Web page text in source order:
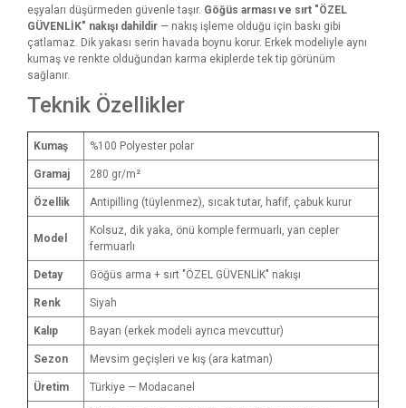
eşyaları düşürmeden güvenle taşır. Göğüs arması ve sırt "ÖZEL
GÜVENLİK" nakışı dahildir — nakış işleme olduğu için baskı gibi
çatlamaz. Dik yakası serin havada boynu korur. Erkek modeliyle aynı
kumaş ve renkte olduğundan karma ekiplerde tek tip görünüm
sağlanır.
Teknik Özellikler
Kumaş %100 Polyester polar
Gramaj 280 gr/m²
Özellik Antipilling (tüylenmez), sıcak tutar, hafif, çabuk kurur
Model
Kolsuz, dik yaka, önü komple fermuarlı, yan cepler
fermuarlı
Detay Göğüs arma + sırt "ÖZEL GÜVENLİK" nakışı
Renk Siyah
Kalıp Bayan (erkek modeli ayrıca mevcuttur)
Sezon Mevsim geçişleri ve kış (ara katman)
Üretim Türkiye — Modacanel